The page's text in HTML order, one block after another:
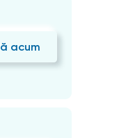
acum